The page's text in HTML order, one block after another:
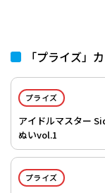
「プライズ」
プライズ
アイドルマスター
ぬいvol.1
プライズ